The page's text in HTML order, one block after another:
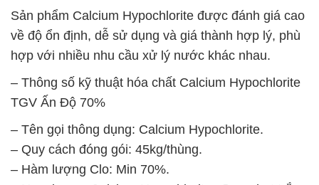
Sản phẩm Calcium Hypochlorite được đánh giá cao
về độ ổn định, dễ sử dụng và giá thành hợp lý, phù
hợp với nhiều nhu cầu xử lý nước khác nhau.
– Thông số kỹ thuật hóa chất Calcium Hypochlorite
TGV Ấn Độ 70%
– Tên gọi thông dụng: Calcium Hypochlorite.
– Quy cách đóng gói: 45kg/thùng.
– Hàm lượng Clo: Min 70%.